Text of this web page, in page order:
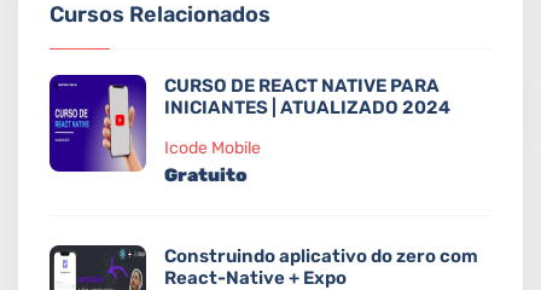
Cursos Relacionados
CURSO DE REACT NATIVE PARA
INICIANTES | ATUALIZADO 2024
Icode Mobile
Gratuito
Construindo aplicativo do zero com
React-Native + Expo